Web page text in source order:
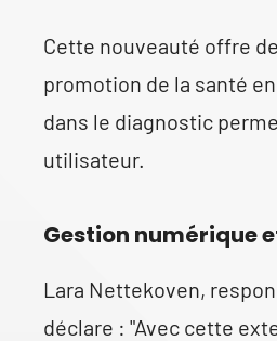
Cette nouveauté offre
promotion de la santé
dans le diagnostic
utilisateur.
Gestion numérique
Lara Nettekoven,
déclare : "Avec cette